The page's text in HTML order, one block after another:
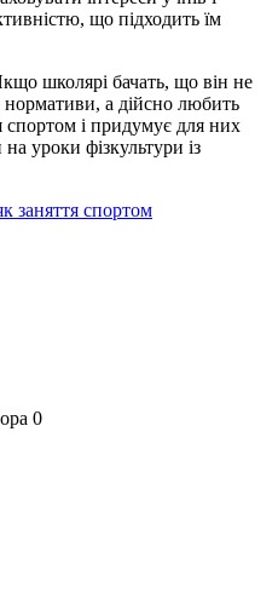
що підходить їм
школярі бачать, що він не
нормативи, а дійсно любить
спортом і придумує для них
уроки фізкультури із
заняття спортом
0